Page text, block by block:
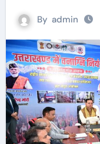
By admin